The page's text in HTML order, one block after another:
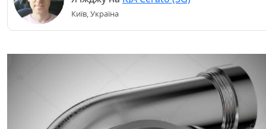
Київ, Україна